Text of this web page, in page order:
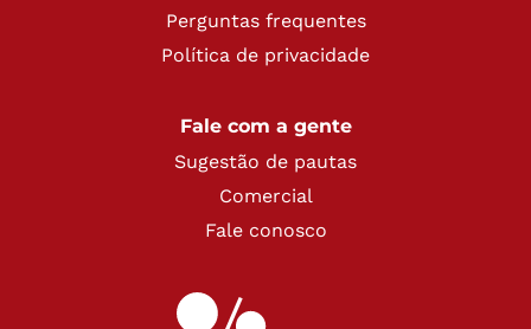
Perguntas frequentes
Política de privacidade
Fale com a gente
Sugestão de pautas
Comercial
Fale conosco